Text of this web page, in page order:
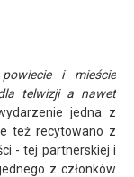
i mieście
telwizji a nawet
jedna z
też recytowano z
- tej partnerskiej i
z członków